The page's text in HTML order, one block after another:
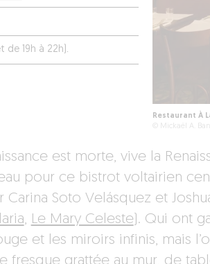
de 19h à 22h).
Restaurant À
© Mickaël A.
est morte, vive la
pour ce bistrot voltairien
Carina Soto Velásquez et
, Le Mary Celeste ). Qui ont
et les miroirs infinis, mais
fresque grattée au mur, de